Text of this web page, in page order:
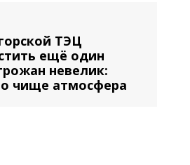
ТЭЦ
ещё один
невелик:
чище атмосфера